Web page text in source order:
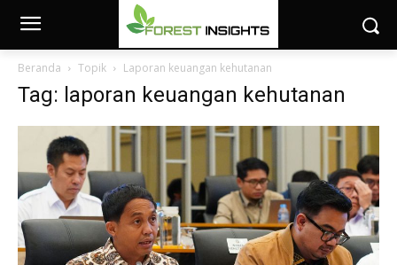
Beranda Topik Laporan keuangan kehutanan
Tag: laporan keuangan kehutanan